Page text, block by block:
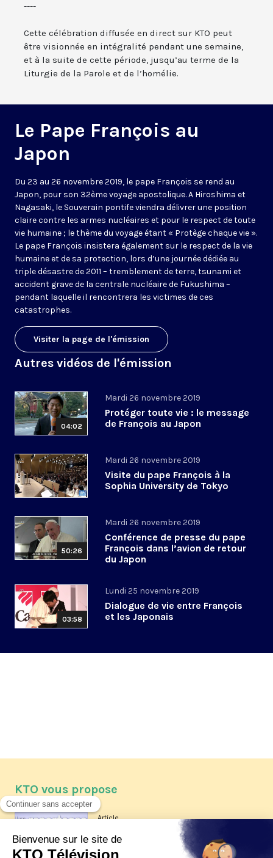
----
Cette célébration diffusée en direct sur KTO peut
être visionnée en intégralité pendant une semaine,
et à la suite de cette période, jusqu’au terme de la
Liturgie de la Parole et de l’homélie.
Le Pape François au
Japon
Du 23 au 26 novembre 2019, le pape François se rend au
Japon, pour son 32ème voyage apostolique. A Hiroshima et
Nagasaki, le Souverain pontife viendra délivrer une position
claire contre les armes nucléaires et pour le respect de toute
vie humaine ; le thème du voyage étant « Protège chaque vie ».
Le pape François insistera également sur le respect de la vie
humaine et de sa protection, lors d’une journée dédiée au
triple désastre de 2011 – tremblement de terre, tsunami et
accident grave de la centrale nucléaire de Fukushima –
pendant laquelle il rencontrera les victimes de ces
catastrophes.
Visiter la page de l'émission
Autres vidéos de l'émission
04:02
Mardi 26 novembre 2019
Protéger toute vie : le message
de François au Japon
Mardi 26 novembre 2019
Visite du pape François à la
Sophia University de Tokyo
50:26
Mardi 26 novembre 2019
Conférence de presse du pape
François dans l’avion de retour
du Japon
03:58
Lundi 25 novembre 2019
Dialogue de vie entre François
et les Japonais
KTO vous propose
Article
Les reportages d'été 2026 de KTO